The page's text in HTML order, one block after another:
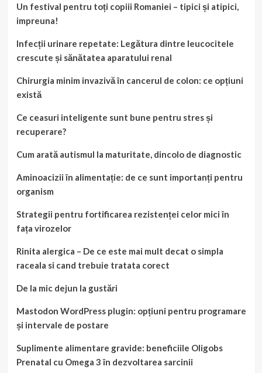
Un festival pentru toți copiii Romaniei – tipici și atipici,
impreuna!
Infecții urinare repetate: Legătura dintre leucocitele
crescute și sănătatea aparatului renal
Chirurgia minim invazivă în cancerul de colon: ce opțiuni
există
Ce ceasuri inteligente sunt bune pentru stres și
recuperare?
Cum arată autismul la maturitate, dincolo de diagnostic
Aminoacizii în alimentație: de ce sunt importanți pentru
organism
Strategii pentru fortificarea rezistenței celor mici în
fața virozelor
Rinita alergica – De ce este mai mult decat o simpla
raceala si cand trebuie tratata corect
De la mic dejun la gustări
Mastodon WordPress plugin: opțiuni pentru programare
și intervale de postare
Suplimente alimentare gravide: beneficiile Oligobs
Prenatal cu Omega 3 în dezvoltarea sarcinii